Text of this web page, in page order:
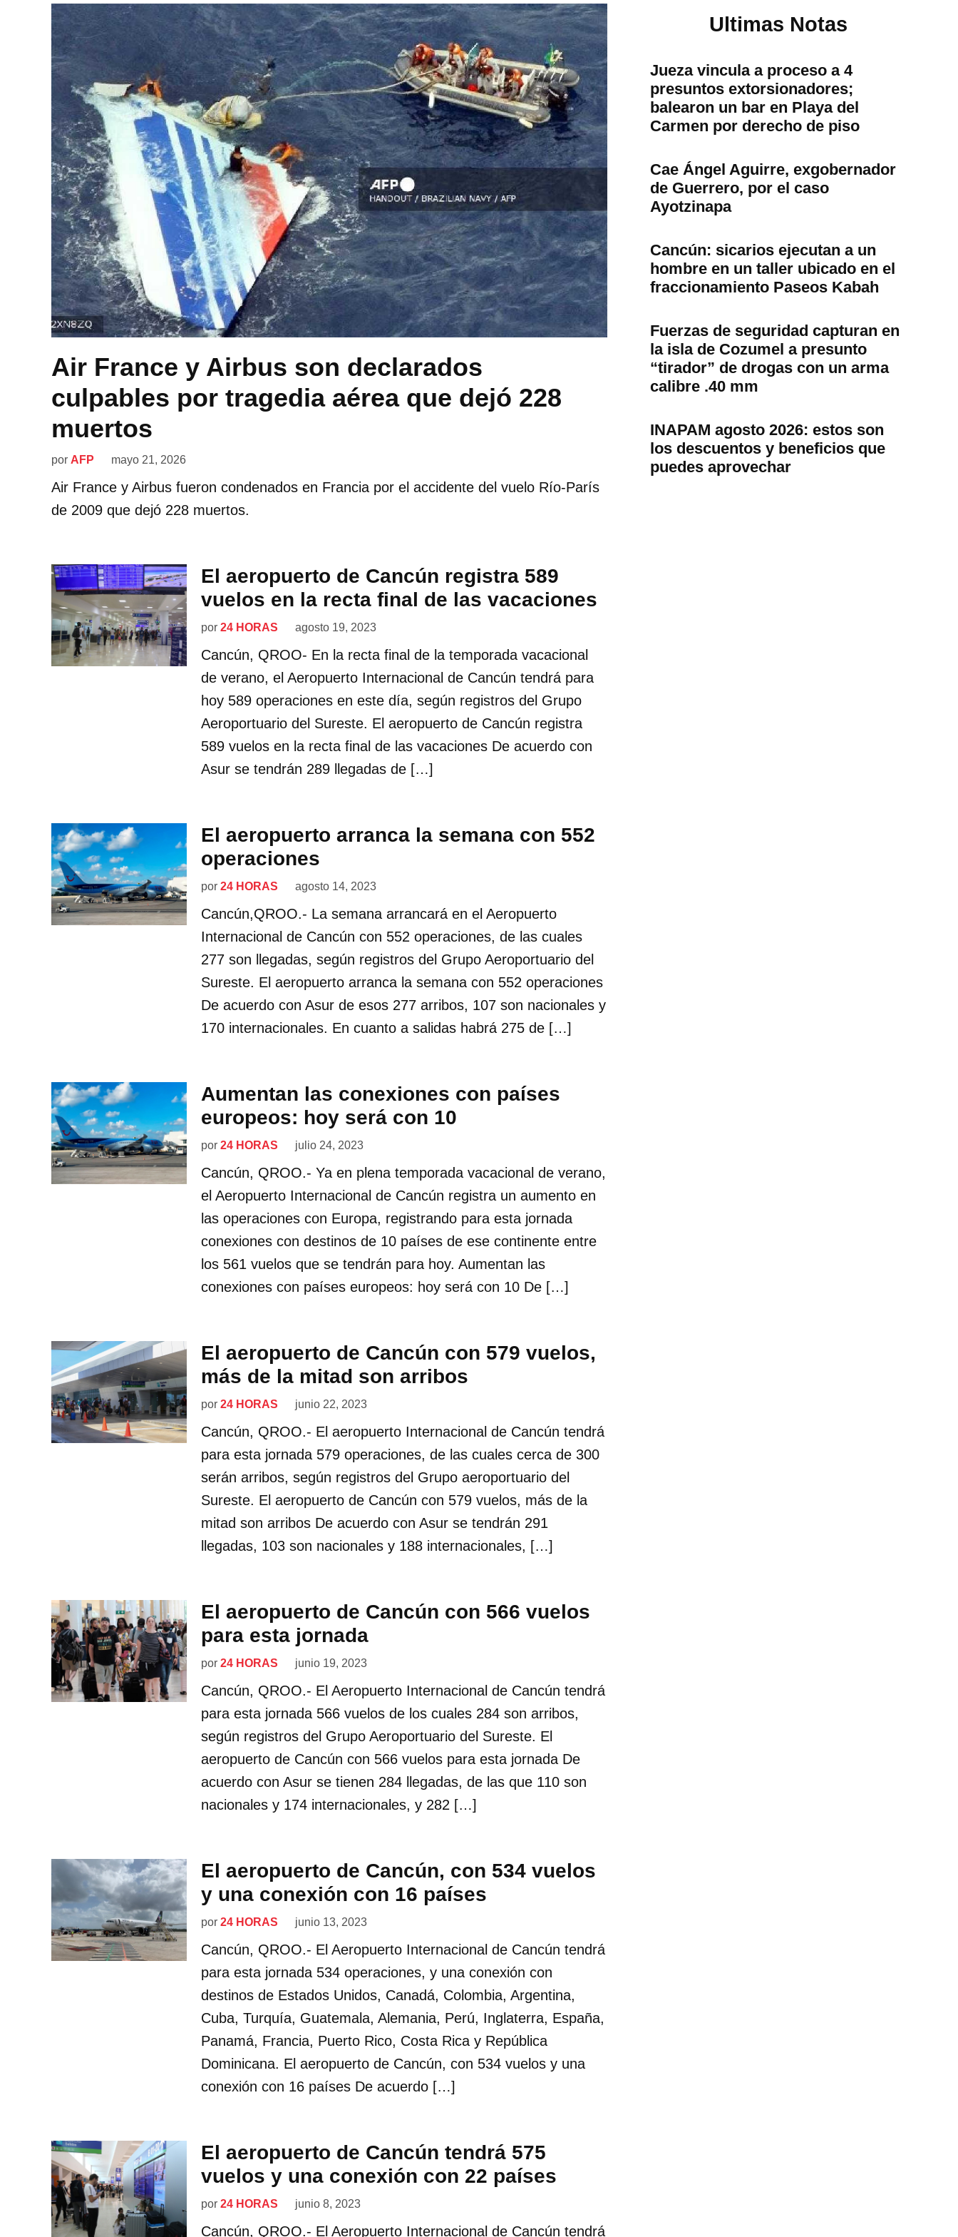
Air France y Airbus son declarados
culpables por tragedia aérea que dejó 228
muertos
por AFP mayo 21, 2026
Air France y Airbus fueron condenados en Francia por el accidente del vuelo Río-París
de 2009 que dejó 228 muertos.
El aeropuerto de Cancún registra 589
vuelos en la recta final de las vacaciones
por 24 HORAS agosto 19, 2023
Cancún, QROO- En la recta final de la temporada vacacional
de verano, el Aeropuerto Internacional de Cancún tendrá para
hoy 589 operaciones en este día, según registros del Grupo
Aeroportuario del Sureste. El aeropuerto de Cancún registra
589 vuelos en la recta final de las vacaciones De acuerdo con
Asur se tendrán 289 llegadas de […]
El aeropuerto arranca la semana con 552
operaciones
por 24 HORAS agosto 14, 2023
Cancún,QROO.- La semana arrancará en el Aeropuerto
Internacional de Cancún con 552 operaciones, de las cuales
277 son llegadas, según registros del Grupo Aeroportuario del
Sureste. El aeropuerto arranca la semana con 552 operaciones
De acuerdo con Asur de esos 277 arribos, 107 son nacionales y
170 internacionales. En cuanto a salidas habrá 275 de […]
Aumentan las conexiones con países
europeos: hoy será con 10
por 24 HORAS julio 24, 2023
Cancún, QROO.- Ya en plena temporada vacacional de verano,
el Aeropuerto Internacional de Cancún registra un aumento en
las operaciones con Europa, registrando para esta jornada
conexiones con destinos de 10 países de ese continente entre
los 561 vuelos que se tendrán para hoy. Aumentan las
conexiones con países europeos: hoy será con 10 De […]
El aeropuerto de Cancún con 579 vuelos,
más de la mitad son arribos
por 24 HORAS junio 22, 2023
Cancún, QROO.- El aeropuerto Internacional de Cancún tendrá
para esta jornada 579 operaciones, de las cuales cerca de 300
serán arribos, según registros del Grupo aeroportuario del
Sureste. El aeropuerto de Cancún con 579 vuelos, más de la
mitad son arribos De acuerdo con Asur se tendrán 291
llegadas, 103 son nacionales y 188 internacionales, […]
El aeropuerto de Cancún con 566 vuelos
para esta jornada
por 24 HORAS junio 19, 2023
Cancún, QROO.- El Aeropuerto Internacional de Cancún tendrá
para esta jornada 566 vuelos de los cuales 284 son arribos,
según registros del Grupo Aeroportuario del Sureste. El
aeropuerto de Cancún con 566 vuelos para esta jornada De
acuerdo con Asur se tienen 284 llegadas, de las que 110 son
nacionales y 174 internacionales, y 282 […]
El aeropuerto de Cancún, con 534 vuelos
y una conexión con 16 países
por 24 HORAS junio 13, 2023
Cancún, QROO.- El Aeropuerto Internacional de Cancún tendrá
para esta jornada 534 operaciones, y una conexión con
destinos de Estados Unidos, Canadá, Colombia, Argentina,
Cuba, Turquía, Guatemala, Alemania, Perú, Inglaterra, España,
Panamá, Francia, Puerto Rico, Costa Rica y República
Dominicana. El aeropuerto de Cancún, con 534 vuelos y una
conexión con 16 países De acuerdo […]
El aeropuerto de Cancún tendrá 575
vuelos y una conexión con 22 países
por 24 HORAS junio 8, 2023
Cancún, QROO.- El Aeropuerto Internacional de Cancún tendrá
Ultimas Notas
Jueza vincula a proceso a 4
presuntos extorsionadores;
balearon un bar en Playa del
Carmen por derecho de piso
Cae Ángel Aguirre, exgobernador
de Guerrero, por el caso
Ayotzinapa
Cancún: sicarios ejecutan a un
hombre en un taller ubicado en el
fraccionamiento Paseos Kabah
Fuerzas de seguridad capturan en
la isla de Cozumel a presunto
“tirador” de drogas con un arma
calibre .40 mm
INAPAM agosto 2026: estos son
los descuentos y beneficios que
puedes aprovechar